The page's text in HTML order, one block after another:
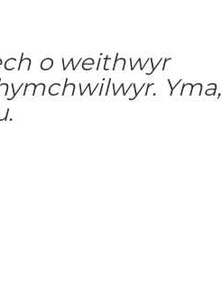
o weithwyr
Yma,